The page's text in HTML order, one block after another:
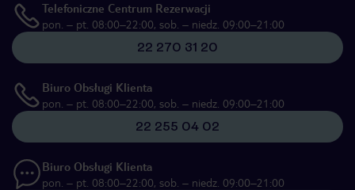
Telefoniczne Centrum Rezerwacji
pon. – pt. 08:00–22:00, sob. – niedz. 09:00–21:00
22 270 31 20
Biuro Obsługi Klienta
pon. – pt. 08:00–22:00, sob. – niedz. 09:00–21:00
22 255 04 02
Biuro Obsługi Klienta
pon. – pt. 08:00–22:00, sob. – niedz. 09:00–21:00